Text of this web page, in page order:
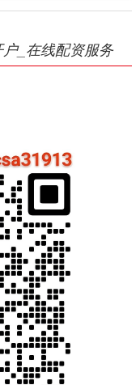
_在线配资服务